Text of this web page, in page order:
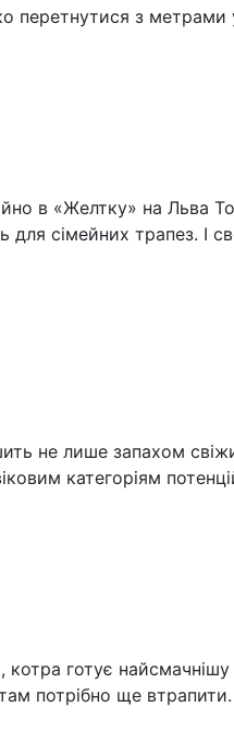
перетнутися з метрами
в «Желтку» на Льва
сімейних трапез. І
не лише запахом
категоріям
готує
потрібно ще